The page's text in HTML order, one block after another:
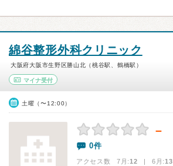
綿谷整形外科クリニック
大阪府大阪市生野区勝山北（桃谷駅、鶴橋駅）
マイナ受付
土曜（〜12:00）
－
0件
アクセス数 7月:12 | 6月:13